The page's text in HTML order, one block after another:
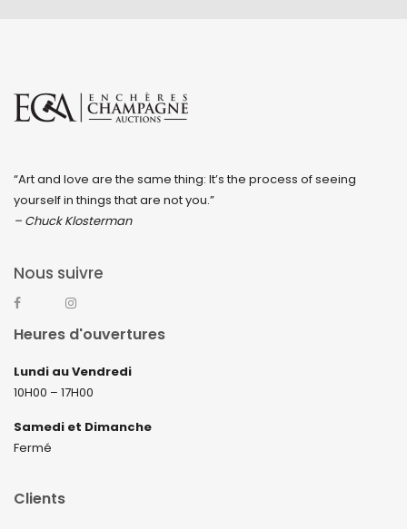
“Art and love are the same thing: It’s the process of seeing
yourself in things that are not you.”
– Chuck Klosterman
Nous suivre
Heures d'ouvertures
Lundi au Vendredi
10H00 – 17H00
Samedi et Dimanche
Fermé
Clients